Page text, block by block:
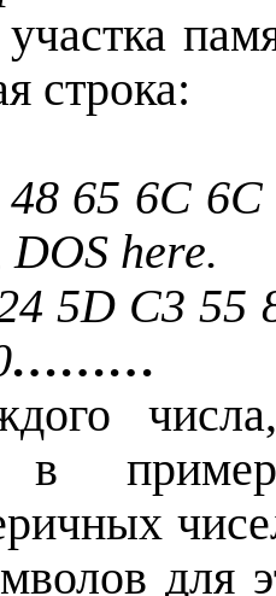
строка:
65 6C 6C
here.
5D C3 55
………
для